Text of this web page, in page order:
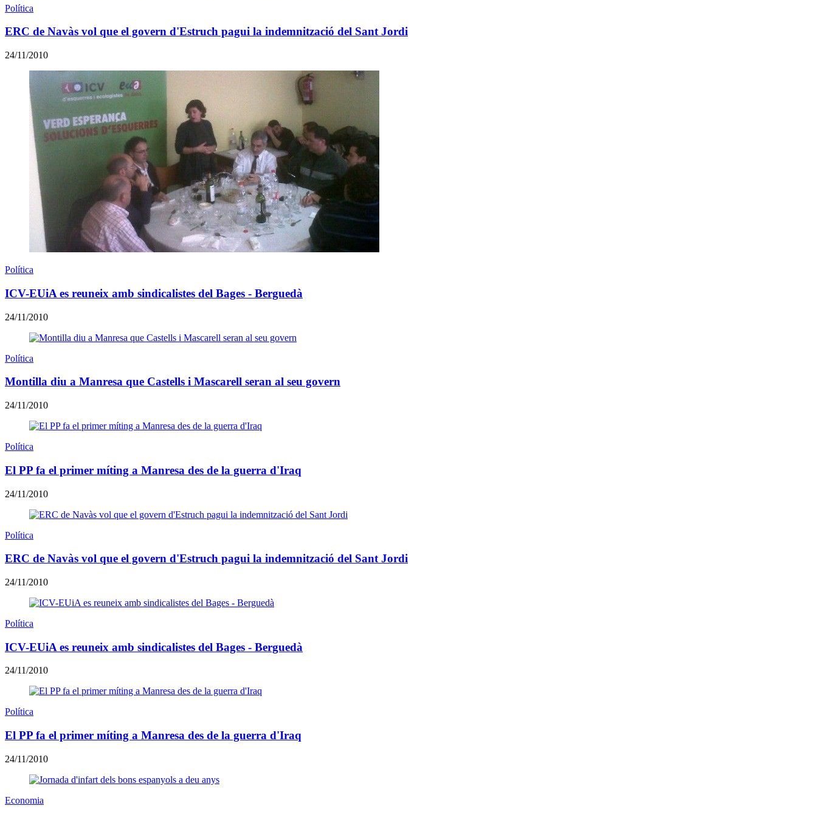
Política
ERC de Navàs vol que el govern d'Estruch pagui la indemnització del Sant Jordi
24/11/2010
Política
ICV-EUiA es reuneix amb sindicalistes del Bages - Berguedà
24/11/2010
Política
Montilla diu a Manresa que Castells i Mascarell seran al seu govern
24/11/2010
Política
El PP fa el primer míting a Manresa des de la guerra d'Iraq
24/11/2010
Política
ERC de Navàs vol que el govern d'Estruch pagui la indemnització del Sant Jordi
24/11/2010
Política
ICV-EUiA es reuneix amb sindicalistes del Bages - Berguedà
24/11/2010
Política
El PP fa el primer míting a Manresa des de la guerra d'Iraq
24/11/2010
Economia